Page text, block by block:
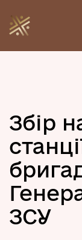
Збір
ЗСУ